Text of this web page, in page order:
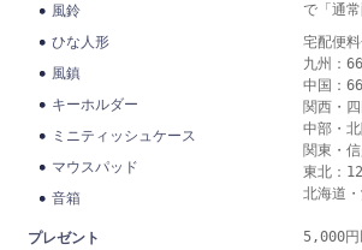
風鈴
ひな人形
風鎮
キーホルダー
ミニティッシュケース
マウスパッド
音箱
プレゼント
で「通
宅配便
九州：
中国：
関西・
中部・
関東・
東北：
北海道
5,000円